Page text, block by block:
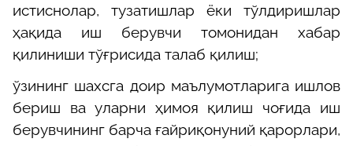
истиснолар, тузатишлар ёки тўлдиришлар
ҳақида иш берувчи томонидан хабар
қилиниши тўғрисида талаб қилиш;
ўзининг шахсга доир маълумотларига ишлов
бериш ва уларни ҳимоя қилиш чоғида иш
берувчининг барча ғайриқонуний қарорлари,